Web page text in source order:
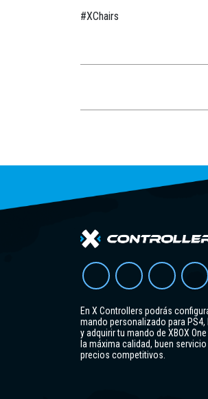
#XChairs
En X Controllers podrás
mando personalizado para PS4,
y adquirir tu mando de XBOX
la máxima calidad, buen servicio
precios competitivos.